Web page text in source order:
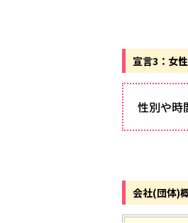
宣言3：女
性別や時
会社(団体)